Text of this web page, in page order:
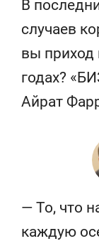
В
случаев
вы приход
годах?
Айрат
— То, что
каждую
Рекомендуем
Как ГК